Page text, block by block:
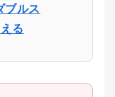
ブルス
る